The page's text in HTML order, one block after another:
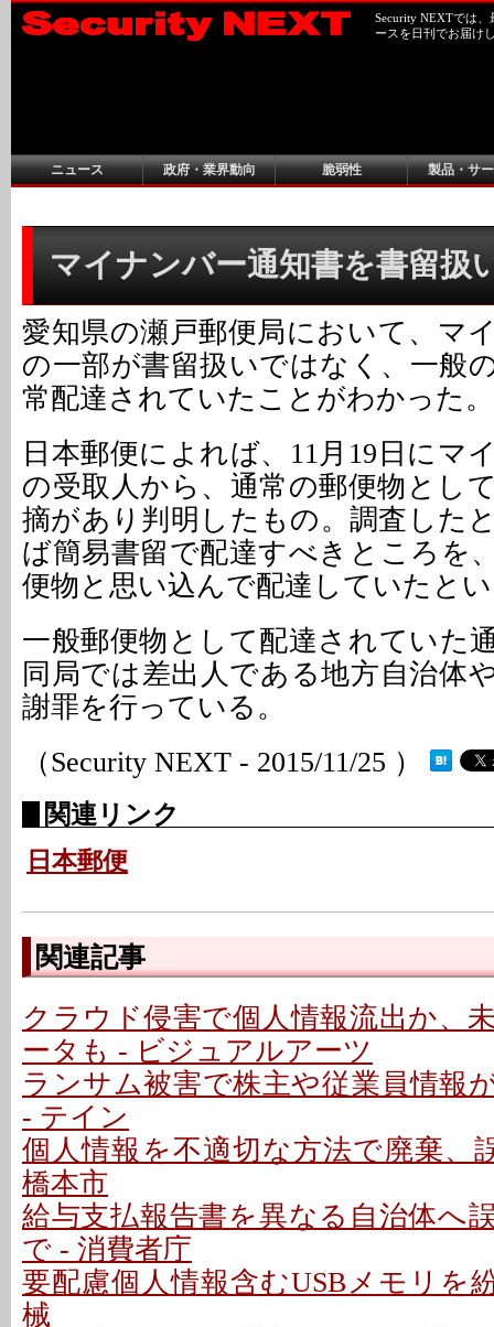
Security NEXTでは
ースを日刊でお届け
ニュース 政府・業界動向 脆弱性 製品・サ
マイナンバー通知書を書留扱
愛知県の瀬戸郵便局において、マ
の一部が書留扱いではなく、一般
常配達されていたことがわかった。
日本郵便によれば、11月19日にマ
の受取人から、通常の郵便物とし
摘があり判明したもの。調査した
ば簡易書留で配達すべきところを
便物と思い込んで配達していたと
一般郵便物として配達されていた
同局では差出人である地方自治体
謝罪を行っている。
（Security NEXT - 2015/11/25 ）
関連リンク
日本郵便
関連記事
クラウド侵害で個人情報流出か、
ータも - ビジュアルアーツ
ランサム被害で株主や従業員情報
- テイン
個人情報を不適切な方法で廃棄、
橋本市
給与支払報告書を異なる自治体へ
で - 消費者庁
要配慮個人情報含むUSBメモリを
械